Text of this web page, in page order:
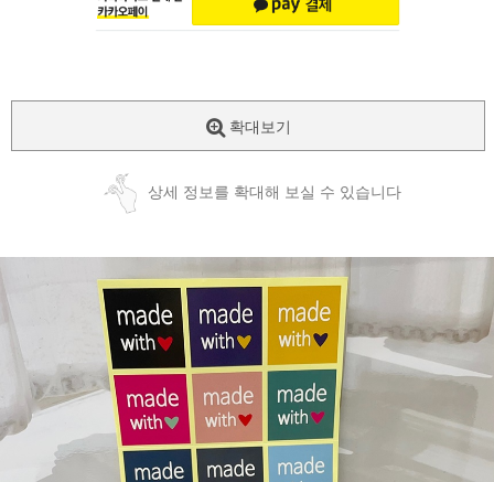
확대보기
상세 정보를 확대해 보실 수 있습니다